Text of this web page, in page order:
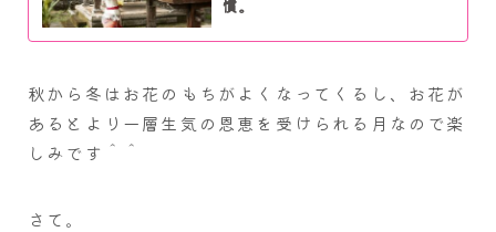
慣。
秋から冬はお花のもちがよくなってくるし、お花が
あるとより一層生気の恩恵を受けられる月なので楽
しみです＾＾
さて。